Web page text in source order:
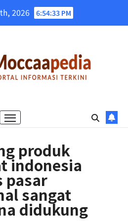
2026 6:54:34 PM
produk
indonesia
pasar
sangat
didukung